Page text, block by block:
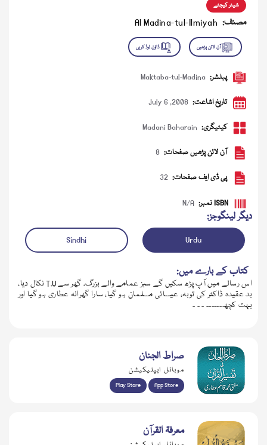
شیئر کیجئے
مصنف: Al Madina-tul-Ilmiyah
پبلشر: Maktaba-tul-Madina
تاریخ اشاعت: July 6 ,2008
کیٹیگری: Madani Baharain
آن لائن پڑھیں صفحات: 8
پی ڈی ایف صفحات: 32
ISBN نمبر: N/A
دیگر لینگوجز:
Urdu
Sindhi
کتاب کے بارے میں:
اس رسالے میں آپ پڑھ سکیں گے سبز عمامے والے بزرگ، گھر سے T.V نکال دیا،
بد عقیدہ ڈاکٹر کی توبہ، عیسائی مسلمان ہو گیا، سارا گھرانہ عطاری ہو گیا اور
بہت کچھ۔۔۔۔۔۔ ۔ ۔ ۔
صراط الجنان
موبائل ایپلیکیشن
Play Store App Store
معرفۃ القرآن